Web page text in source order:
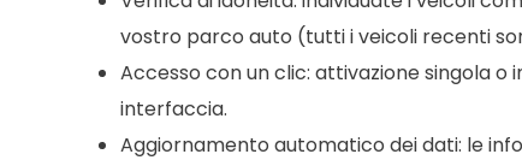
vostro parco auto (tutti i veicoli recenti
Accesso con un clic: attivazione singola o
interfaccia.
Aggiornamento automatico dei dati: le